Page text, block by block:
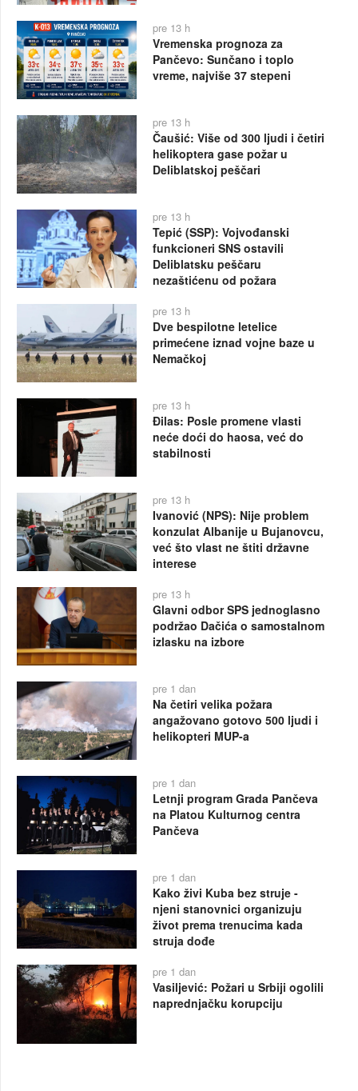
pre 13 h
Vremenska prognoza za
Pančevo: Sunčano i toplo
vreme, najviše 37 stepeni
pre 13 h
Čaušić: Više od 300 ljudi i četiri
helikoptera gase požar u
Deliblatskoj peščari
pre 13 h
Tepić (SSP): Vojvođanski
funkcioneri SNS ostavili
Deliblatsku peščaru
nezaštićenu od požara
pre 13 h
Dve bespilotne letelice
primećene iznad vojne baze u
Nemačkoj
pre 13 h
Đilas: Posle promene vlasti
neće doći do haosa, već do
stabilnosti
pre 13 h
Ivanović (NPS): Nije problem
konzulat Albanije u Bujanovcu,
već što vlast ne štiti državne
interese
pre 13 h
Glavni odbor SPS jednoglasno
podržao Dačića o samostalnom
izlasku na izbore
pre 1 dan
Na četiri velika požara
angažovano gotovo 500 ljudi i
helikopteri MUP-a
pre 1 dan
Letnji program Grada Pančeva
na Platou Kulturnog centra
Pančeva
pre 1 dan
Kako živi Kuba bez struje -
njeni stanovnici organizuju
život prema trenucima kada
struja dođe
pre 1 dan
Vasiljević: Požari u Srbiji ogolili
naprednjačku korupciju